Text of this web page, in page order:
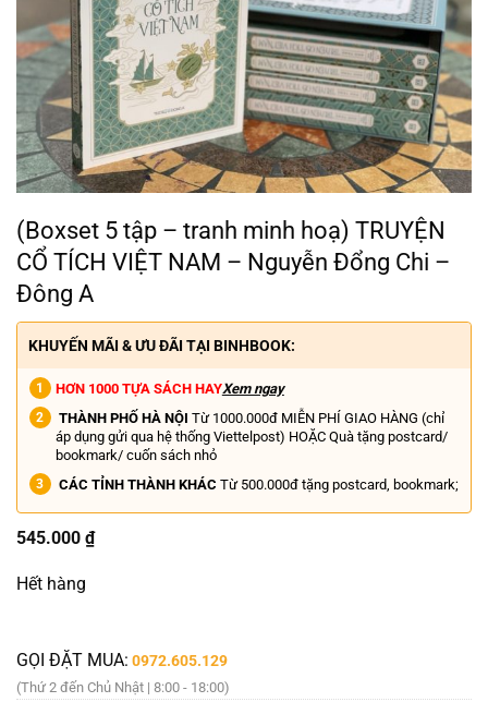
(Boxset 5 tập – tranh minh hoạ) TRUYỆN
CỔ TÍCH VIỆT NAM – Nguyễn Đổng Chi –
Đông A
KHUYẾN MÃI & ƯU ĐÃI TẠI BINHBOOK:
HƠN 1000 TỰA SÁCH HAYXem ngay
THÀNH PHỐ HÀ NỘI Từ 1000.000đ MIỄN PHÍ GIAO HÀNG (chỉ
áp dụng gửi qua hệ thống Viettelpost) HOẶC Quà tặng postcard/
bookmark/ cuốn sách nhỏ
CÁC TỈNH THÀNH KHÁC Từ 500.000đ tặng postcard, bookmark;
545.000 ₫
Hết hàng
GỌI ĐẶT MUA: 0972.605.129
(Thứ 2 đến Chủ Nhật | 8:00 - 18:00)